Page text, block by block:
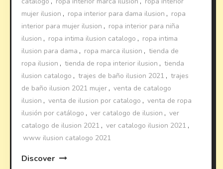
mujer ilusion , ropa interior para dama ilusion , ropa
interior para mujer ilusion , ropa interior para niña
ilusion , ropa intima ilusion catalogo , ropa intima
ilusion para dama , ropa marca ilusion , tienda de
ropa ilusion , tienda de ropa interior ilusion , tienda
ilusion catalogo , trajes de baño ilusion 2021 , trajes
de baño ilusion 2021 mujer , venta de catalogo
ilusion , venta de ilusion por catalogo , venta de ropa
ilusión por catálogo , ver catalogo de ilusion , ver
catalogo de ilusion 2021 , ver catalogo ilusion 2021 ,
www ilusion catalogo 2021
Discover